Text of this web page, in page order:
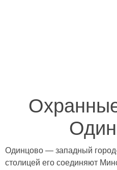
Одинцово — западный
столицей его соединяют